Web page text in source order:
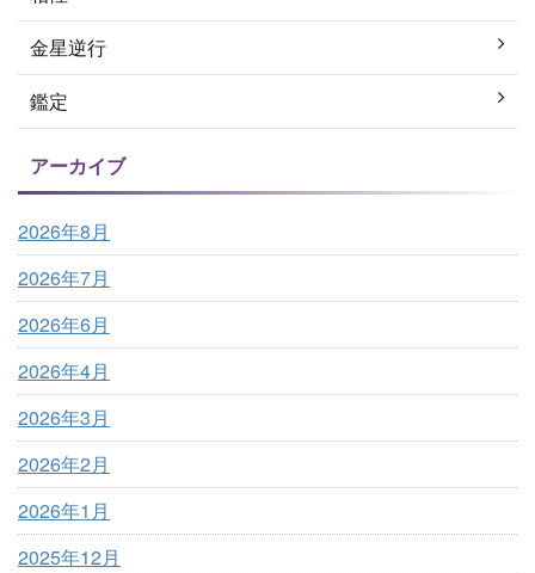
金星逆行
鑑定
アーカイブ
2026年8月
2026年7月
2026年6月
2026年4月
2026年3月
2026年2月
2026年1月
2025年12月